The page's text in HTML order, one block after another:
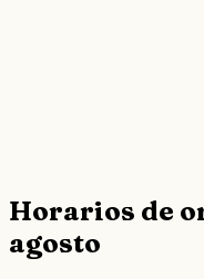
Horarios de
agosto